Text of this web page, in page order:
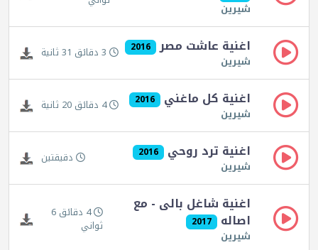
شيرين
اغنية عاشت مصر 2016
شيرين 3 دقائق 31 ثانية
اغنية كل ماغني 2016
شيرين 4 دقائق 20 ثانية
اغنية ترد روحي 2016
شيرين دقيقتين
اغنية شاغل بالى - مع
اصاله 2017
شيرين
4 دقائق 6
ثواني